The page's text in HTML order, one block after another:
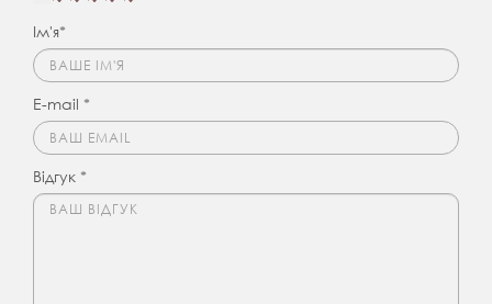
Ім'я*
E-mail *
Відгук *